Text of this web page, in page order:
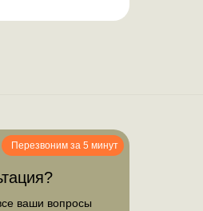
ваши вопросы
Перезвоним за 5 минут